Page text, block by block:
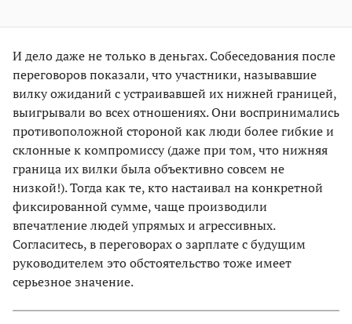
И дело даже не только в деньгах. Собеседования после
переговоров показали, что участники, называвшие
вилку ожиданий с устраивавшей их нижней границей,
выигрывали во всех отношениях. Они воспринимались
противоположной стороной как люди более гибкие и
склонные к компромиссу (даже при том, что нижняя
граница их вилки была объективно совсем не
низкой!). Тогда как те, кто настаивал на конкретной
фиксированной сумме, чаще производили
впечатление людей упрямых и агрессивных.
Согласитесь, в переговорах о зарплате с будущим
руководителем это обстоятельство тоже имеет
серьезное значение.